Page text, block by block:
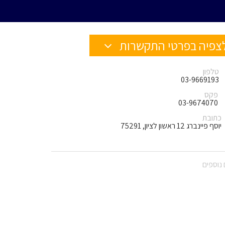
בפרטי התקשרות
טלפון
03-9669193
פקס
03-9674070
כתובת
יוסף פיינברג 12 ראשון לציון, 75291